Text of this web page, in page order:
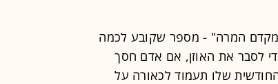
המרה" - מספר שקובע לכמה
לסבר את האוזן, אם אדם חסך
שנקבע לו הוא 200, הקצבה החודשית שלו תעמוד לכאורה על